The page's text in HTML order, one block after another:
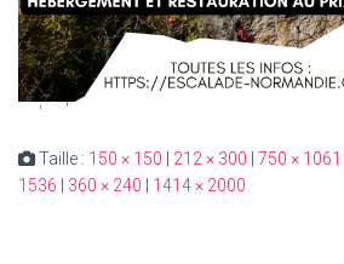
Taille : 150 × 150 212 × 300 750 × 1061
1536
360 × 240 1414 × 2000